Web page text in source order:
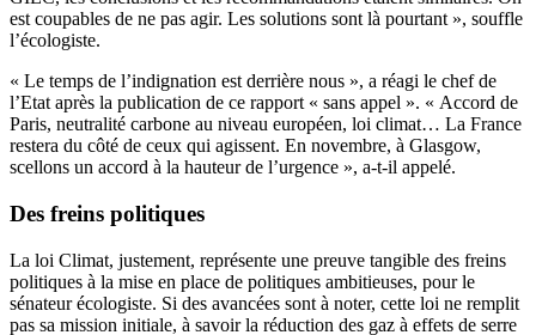
est coupables de ne pas agir. Les solutions sont là pourtant », souffle
l’écologiste.
« Le temps de l’indignation est derrière nous », a réagi le chef de
l’Etat après la publication de ce rapport « sans appel ». « Accord de
Paris, neutralité carbone au niveau européen, loi climat… La France
restera du côté de ceux qui agissent. En novembre, à Glasgow,
scellons un accord à la hauteur de l’urgence », a-t-il appelé.
Des freins politiques
La loi Climat, justement, représente une preuve tangible des freins
politiques à la mise en place de politiques ambitieuses, pour le
sénateur écologiste. Si des avancées sont à noter, cette loi ne remplit
pas sa mission initiale, à savoir la réduction des gaz à effets de serre